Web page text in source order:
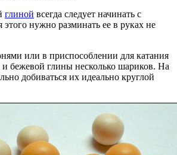
глиной всегда следует начинать с
этого нужно разминать ее в руках не
или в приспособлении для катания
бежевой глины несколько шариков. На
добиваться их идеально круглой